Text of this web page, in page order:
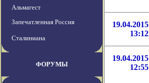
Альмагест
Запечатленная Россия
Сталиниана
ФОРУМЫ
19.04.2015
13:12
19.04.2015
12:55